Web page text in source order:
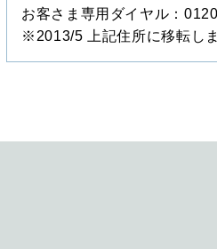
お客さま専用ダイヤル：
※2013/5 上記住所に移転し